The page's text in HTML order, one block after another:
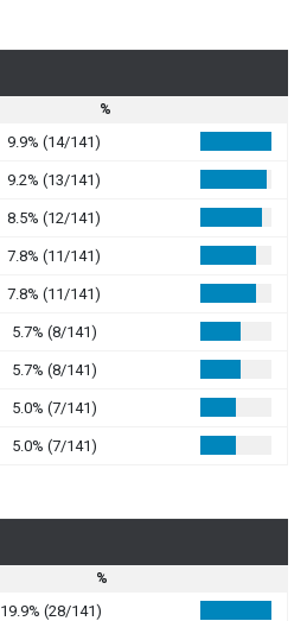
%
9.9% (14/141)
9.2% (13/141)
8.5% (12/141)
7.8% (11/141)
7.8% (11/141)
5.7% (8/141)
5.7% (8/141)
5.0% (7/141)
5.0% (7/141)
%
19.9% (28/141)